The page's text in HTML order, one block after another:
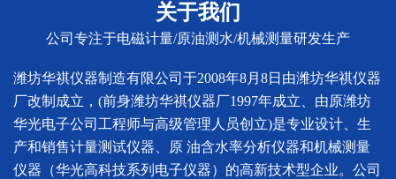
关于我们
公司专注于电磁计量/原油测水/机械测量研发生产
潍坊华祺仪器制造有限公司于2008年8月8日由潍坊华祺仪器
厂改制成立，(前身潍坊华祺仪器厂1997年成立、由原潍坊
华光电子公司工程师与高级管理人员创立)是专业设计、生
产和销售计量测试仪器、原 油含水率分析仪器和机械测量
仪器（华光高科技系列电子仪器）的高新技术型企业。公司